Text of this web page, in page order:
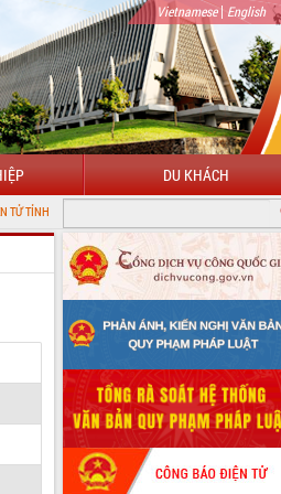
Vietnamese| English
DU KHÁCH
LẮK